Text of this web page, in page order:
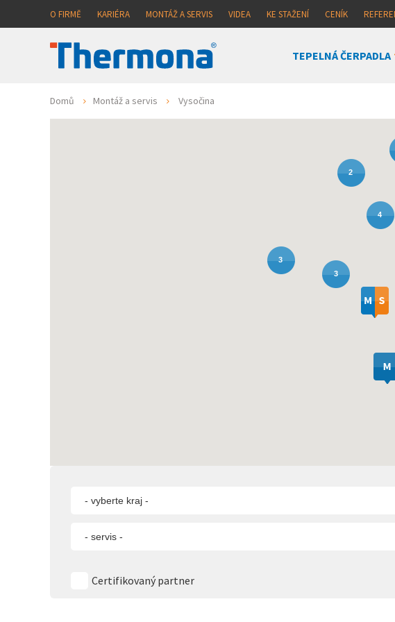
O FIRMĚ KARIÉRA MONTÁŽ A SERVIS VIDEA KE STAŽENÍ CENÍK
TEPELNÁ ČERPADLA
Domů Montáž a servis Vysočina
2
3
3
4
- vyberte kraj -
- servis -
Certifikovaný partner